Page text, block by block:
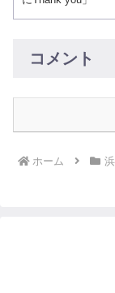
コメント
ホーム